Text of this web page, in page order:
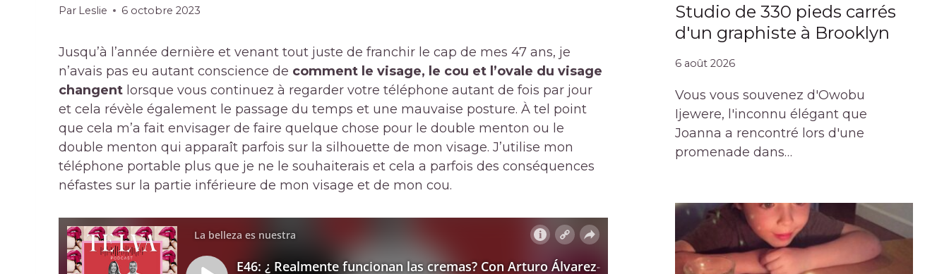
Par Leslie 6 octobre 2023
Jusqu’à l’année dernière et venant tout juste de franchir le cap de mes 47 ans, je
n’avais pas eu autant conscience de comment le visage, le cou et l’ovale du visage
changent lorsque vous continuez à regarder votre téléphone autant de fois par jour
et cela révèle également le passage du temps et une mauvaise posture. À tel point
que cela m’a fait envisager de faire quelque chose pour le double menton ou le
double menton qui apparaît parfois sur la silhouette de mon visage. J’utilise mon
téléphone portable plus que je ne le souhaiterais et cela a parfois des conséquences
néfastes sur la partie inférieure de mon visage et de mon cou.
Studio de 330 pieds carrés
d'un graphiste à Brooklyn
6 août 2026
Vous vous souvenez d'Owobu
Ijewere, l'inconnu élégant que
Joanna a rencontré lors d'une
promenade dans…